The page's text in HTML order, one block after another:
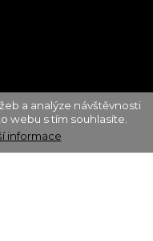
a analýze návštěvnosti
webu s tím souhlasíte.
informace